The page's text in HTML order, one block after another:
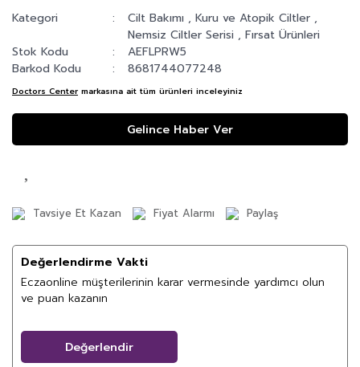
Kategori
Cilt Bakımı ,Kuru ve Atopik Ciltler ,
Nemsiz Ciltler Serisi ,Fırsat Ürünleri
Stok Kodu
AEFLPRW5
Barkod Kodu
8681744077248
Doctors Center markasına ait tüm ürünleri inceleyiniz
Gelince Haber Ver
Tavsiye Et Kazan Fiyat Alarmı Paylaş
Değerlendirme Vakti
Eczaonline müşterilerinin karar vermesinde yardımcı olun
ve puan kazanın
Değerlendir